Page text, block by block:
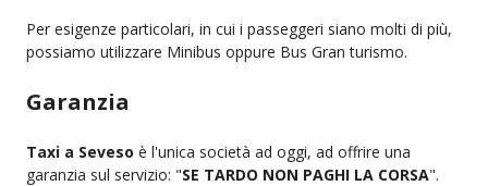
Per esigenze particolari, in cui i passeggeri siano molti di più,
possiamo utilizzare Minibus oppure Bus Gran turismo.
Garanzia
Taxi a Seveso è l'unica società ad oggi, ad offrire una
garanzia sul servizio: "SE TARDO NON PAGHI LA CORSA".